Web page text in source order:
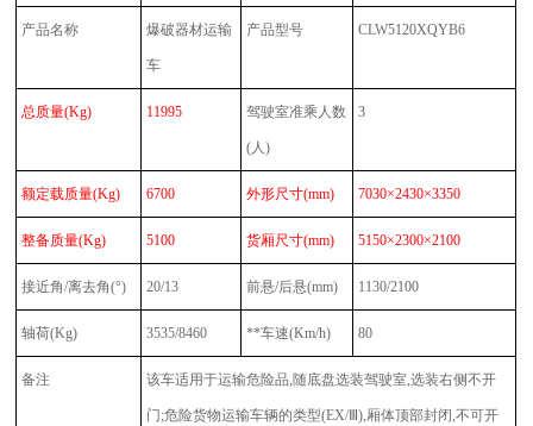
产品名称 爆破器材运输
车
产品型号 CLW5120XQYB6
总质量(Kg) 11995 驾驶室准乘人数
(人)
3
额定载质量(Kg) 6700 外形尺寸(mm) 7030×2430×3350
整备质量(Kg) 5100 货厢尺寸(mm) 5150×2300×2100
接近角/离去角(°) 20/13 前悬/后悬(mm) 1130/2100
轴荷(Kg) 3535/8460 **车速(Km/h) 80
备注 该车适用于运输危险品,随底盘选装驾驶室,选装右侧不开
门;危险货物运输车辆的类型(EX/Ⅲ),厢体顶部封闭,不可开